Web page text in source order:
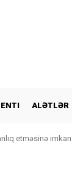
ALƏTLƏR
etməsinə